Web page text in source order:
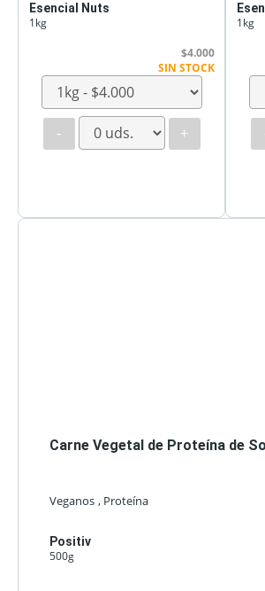
Esencial Nuts
1kg
$4.000
SIN STOCK
- +
1kg
Carne Vegetal de Proteína de
Veganos , Proteína
Positiv
500g